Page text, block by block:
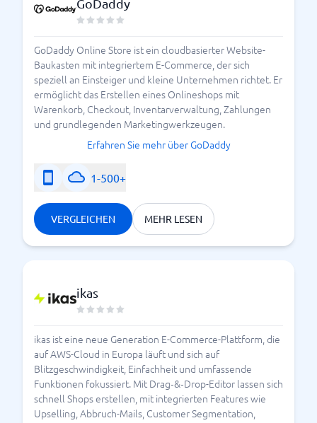
GoDaddy
GoDaddy Online Store ist ein cloudbasierter Website-
Baukasten mit integriertem E-Commerce, der sich
speziell an Einsteiger und kleine Unternehmen richtet. Er
ermöglicht das Erstellen eines Onlineshops mit
Warenkorb, Checkout, Inventarverwaltung, Zahlungen
und grundlegenden Marketingwerkzeugen.
Erfahren Sie mehr über GoDaddy
1-500+
VERGLEICHEN MEHR LESEN
ikas
ikas ist eine neue Generation E-Commerce-Plattform, die
auf AWS-Cloud in Europa läuft und sich auf
Blitzgeschwindigkeit, Einfachheit und umfassende
Funktionen fokussiert. Mit Drag‑&‑Drop-Editor lassen sich
schnell Shops erstellen, mit integrierten Features wie
Upselling, Abbruch-Mails, Customer Segmentation,